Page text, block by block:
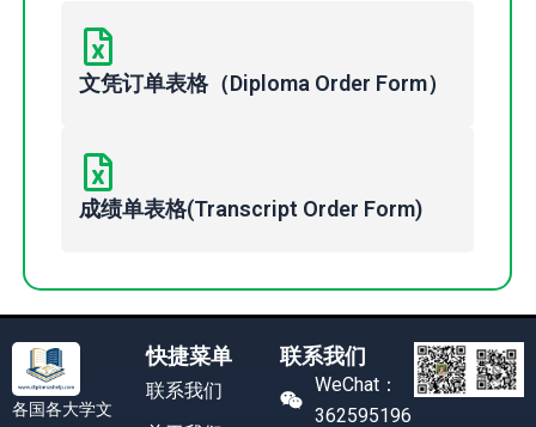
文凭订单表格（Diploma Order Form）
成绩单表格(Transcript Order Form)
各国各大学文
快捷菜单
联系我们
联系我们
WeChat：
362595196